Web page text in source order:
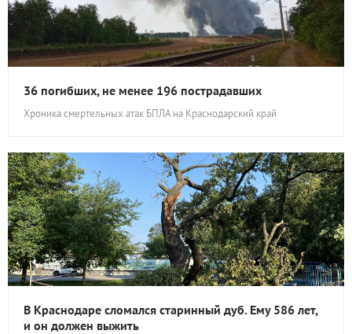
36 погибших, не менее 196 пострадавших
Хроника смертельных атак БПЛА на Краснодарский край
В Краснодаре сломался старинный дуб. Ему 586 лет,
и он должен выжить